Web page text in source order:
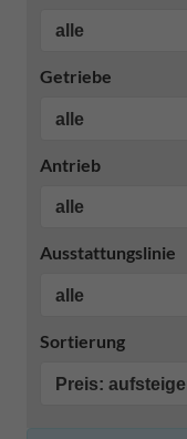
Getriebe
Antrieb
Ausstattungslinie
Sortierung